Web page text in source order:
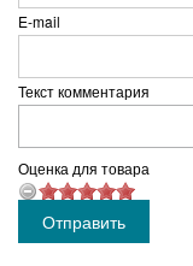
E-mail
Текст комментария
Оценка для товара